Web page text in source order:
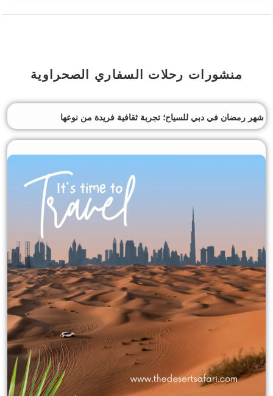
منشورات رحلات السفاري الصحراوية
شهر رمضان في دبي للسياح؛ تجربة ثقافية فريدة من نوعها